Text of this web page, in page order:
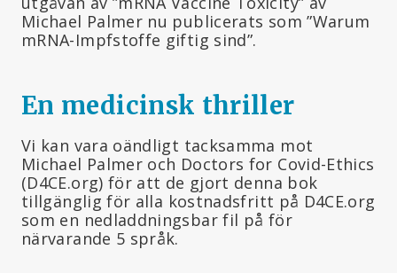
Michael Palmer nu publicerats som ”Warum
mRNA-Impfstoffe giftig sind”.
En medicinsk thriller
Vi kan vara oändligt tacksamma mot
Michael Palmer och Doctors for Covid-Ethics
(D4CE.org) för att de gjort denna bok
tillgänglig för alla kostnadsfritt på D4CE.org
som en nedladdningsbar fil på för
närvarande 5 språk.